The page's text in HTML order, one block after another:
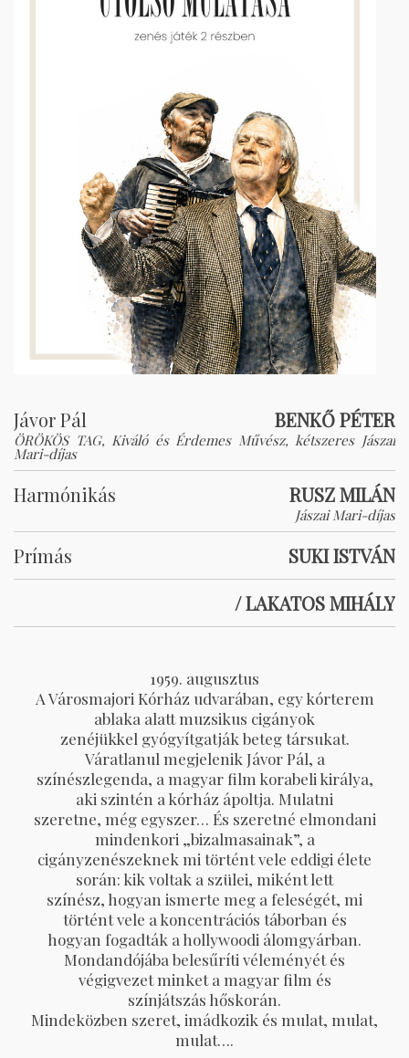
Jávor Pál BENKŐ PÉTER
ÖRÖKÖS TAG, Kiváló és Érdemes Művész, kétszeres Jászai
Mari-díjas
Harmónikás RUSZ MILÁN
Jászai Mari-díjas
Prímás
SUKI ISTVÁN
/ LAKATOS MIHÁLY
1959. augusztus
A Városmajori Kórház udvarában, egy kórterem
ablaka alatt muzsikus cigányok
zenéjükkel gyógyítgatják beteg társukat.
Váratlanul megjelenik Jávor Pál, a
színészlegenda, a magyar film korabeli királya,
aki szintén a kórház ápoltja. Mulatni
szeretne, még egyszer… És szeretné elmondani
mindenkori „bizalmasainak”, a
cigányzenészeknek mi történt vele eddigi élete
során: kik voltak a szülei, miként lett
színész, hogyan ismerte meg a feleségét, mi
történt vele a koncentrációs táborban és
hogyan fogadták a hollywoodi álomgyárban.
Mondandójába belesűríti véleményét és
végigvezet minket a magyar film és
színjátszás hőskorán.
Mindeközben szeret, imádkozik és mulat, mulat,
mulat….